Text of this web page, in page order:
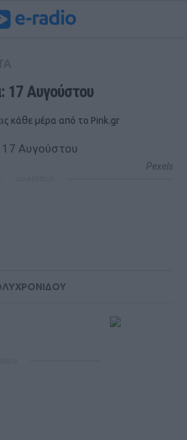
17 Aυγούστου
κάθε μέρα από το Pink.gr
Pexels